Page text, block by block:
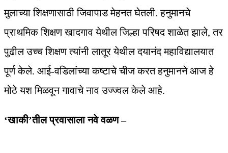
मुलाच्या शिक्षणासाठी जिवापाड मेहनत घेतली. हनुमानचे
प्राथमिक शिक्षण खादगाव येथील जिल्हा परिषद शाळेत झाले, तर
पुढील उच्च शिक्षण त्यांनी लातूर येथील दयानंद महाविद्यालयात
पूर्ण केले. आई-वडिलांच्या कष्टाचे चीज करत हनुमानने आज हे
मोठे यश मिळवून गावाचे नाव उज्ज्वल केले आहे.
‘खाकी’तील प्रवासाला नवे वळण –